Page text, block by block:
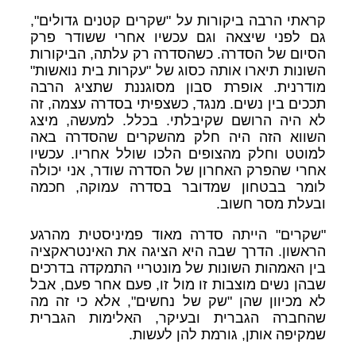
קראתי הרבה ביקורות על "שקרים קטנים גדולים",
גם לפני שיצאה וגם עכשיו אחרי ששודר פרק
הסיום של הסדרה. כשהסדרה רק עלתה, הביקורות
השונות תיארו אותה כסוג של "עקרות בית נואשות"
מודרנית. אופרת סבון מסוגננת שתציג הרבה
תככים בין נשים. מנגד, כשצפיתי בסדרה עצמה, זה
לא היה הרושם שקיבלתי. בכלל. למעשה, מיצג
השווא הזה היה חלק מהשקרים שהסדרה באה
למוטט וחלק מהצופים הלכו שולל אחריו. עכשיו
אחרי שהפרק האחרון של הסדרה שודר, אני יכולה
לומר בבטחון שמדובר בסדרה עמוקה, חכמה
ובעלת מסר חשוב.
"שקרים" הייתה סדרה מאוד פמיניסטית מהרגע
הראשון. הדרך שבה היא הציגה את האינטראקציה
בין האמהות השונות של מונטריי התמקדה בדרכים
שבהן נשים מוצבות זו מול זו, פעם אחר פעם, אבל
לא מכיוון שהן "שק של נחשים", אלא כי זה מה
שהחברה הגברית ובעיקר, האלימות הגברית
שמקיפה אותן, גורמת להן לעשות.